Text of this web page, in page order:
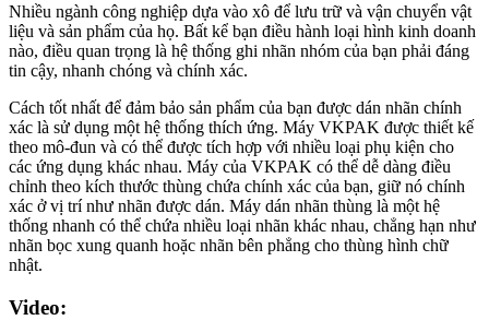
Nhiều ngành công nghiệp dựa vào xô để lưu trữ và vận chuyển vật
liệu và sản phẩm của họ. Bất kể bạn điều hành loại hình kinh doanh
nào, điều quan trọng là hệ thống ghi nhãn nhóm của bạn phải đáng
tin cậy, nhanh chóng và chính xác.
Cách tốt nhất để đảm bảo sản phẩm của bạn được dán nhãn chính
xác là sử dụng một hệ thống thích ứng. Máy VKPAK được thiết kế
theo mô-đun và có thể được tích hợp với nhiều loại phụ kiện cho
các ứng dụng khác nhau. Máy của VKPAK có thể dễ dàng điều
chỉnh theo kích thước thùng chứa chính xác của bạn, giữ nó chính
xác ở vị trí như nhãn được dán. Máy dán nhãn thùng là một hệ
thống nhanh có thể chứa nhiều loại nhãn khác nhau, chẳng hạn như
nhãn bọc xung quanh hoặc nhãn bên phẳng cho thùng hình chữ
nhật.
Video: